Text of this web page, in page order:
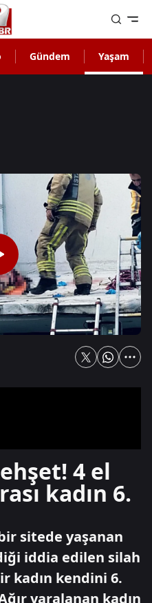
Gündem Yaşam
4 el
kadın 6.
sitede yaşanan
iddia edilen silah
kadın kendini 6.
yaralanan kadın